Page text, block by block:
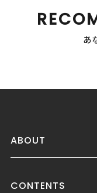
あ
ABOUT
CONTENTS